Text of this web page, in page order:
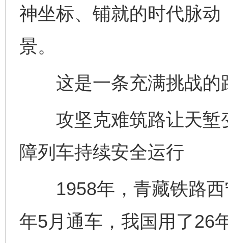
神坐标、铺就的时代脉
景。
这是一条充满挑战
攻坚克难筑路让天堑
障列车持续安全运行
1958年，青藏铁路西
年5月通车，我国用了26